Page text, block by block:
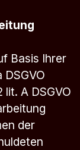
Basis Ihrer
DSGVO
lit. A DSGVO
der